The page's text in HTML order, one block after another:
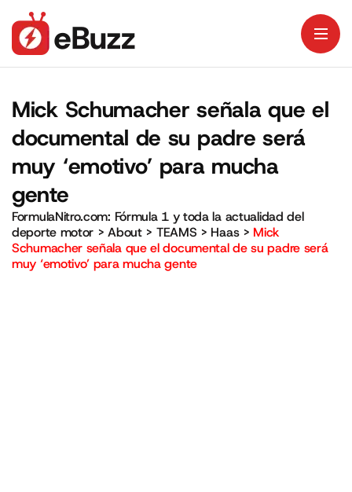
Mick Schumacher señala que el
documental de su padre será
muy ‘emotivo’ para mucha
gente
FormulaNitro.com: Fórmula 1 y toda la actualidad del
deporte motor >About> TEAMS > Haas> Mick
Schumacher señala que el documental de su padre será
muy ‘emotivo’ para mucha gente